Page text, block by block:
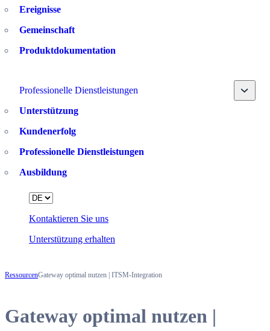
Ereignisse
Gemeinschaft
Produktdokumentation
Professionelle Dienstleistungen Toggle
Unterstützung
Kundenerfolg
Professionelle Dienstleistungen
Ausbildung
Kontaktieren Sie uns
Unterstützung erhalten
Language
RessourcenGateway optimal nutzen | ITSM-Integration
Gateway optimal nutzen |